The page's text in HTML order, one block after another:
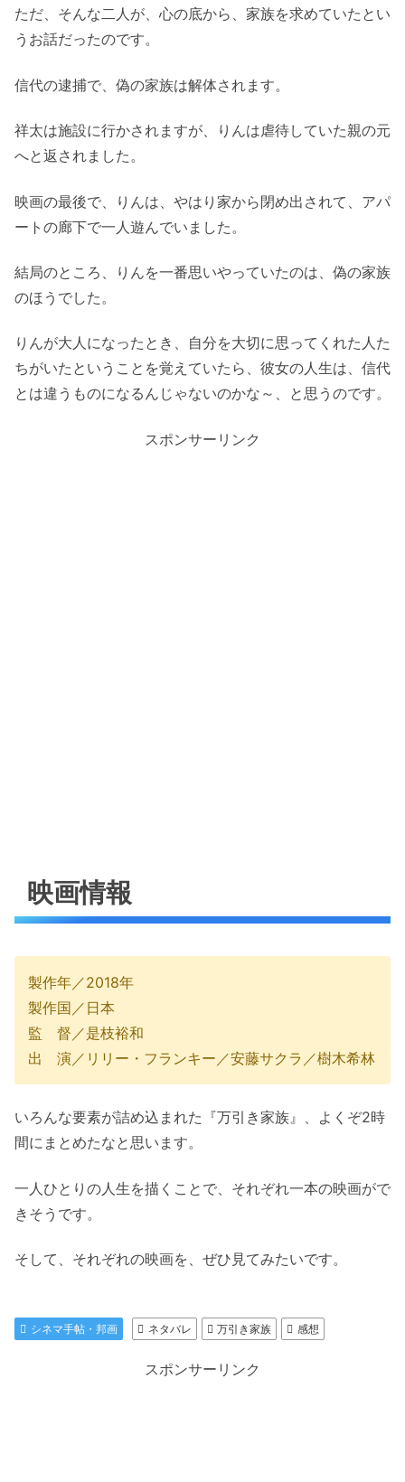
ただ、そんな二人が、心の底から、家族を求めていたとい
うお話だったのです。
信代の逮捕で、偽の家族は解体されます。
祥太は施設に行かされますが、りんは虐待していた親の元
へと返されました。
映画の最後で、りんは、やはり家から閉め出されて、アパ
ートの廊下で一人遊んでいました。
結局のところ、りんを一番思いやっていたのは、偽の家族
のほうでした。
りんが大人になったとき、自分を大切に思ってくれた人た
ちがいたということを覚えていたら、彼女の人生は、信代
とは違うものになるんじゃないのかな～、と思うのです。
スポンサーリンク
映画情報
製作年／2018年
製作国／日本
監 督／是枝裕和
出 演／リリー・フランキー／安藤サクラ／樹木希林
いろんな要素が詰め込まれた『万引き家族』、よくぞ2時
間にまとめたなと思います。
一人ひとりの人生を描くことで、それぞれ一本の映画がで
きそうです。
そして、それぞれの映画を、ぜひ見てみたいです。
シネマ手帖・邦画 ネタバレ 万引き家族 感想
スポンサーリンク